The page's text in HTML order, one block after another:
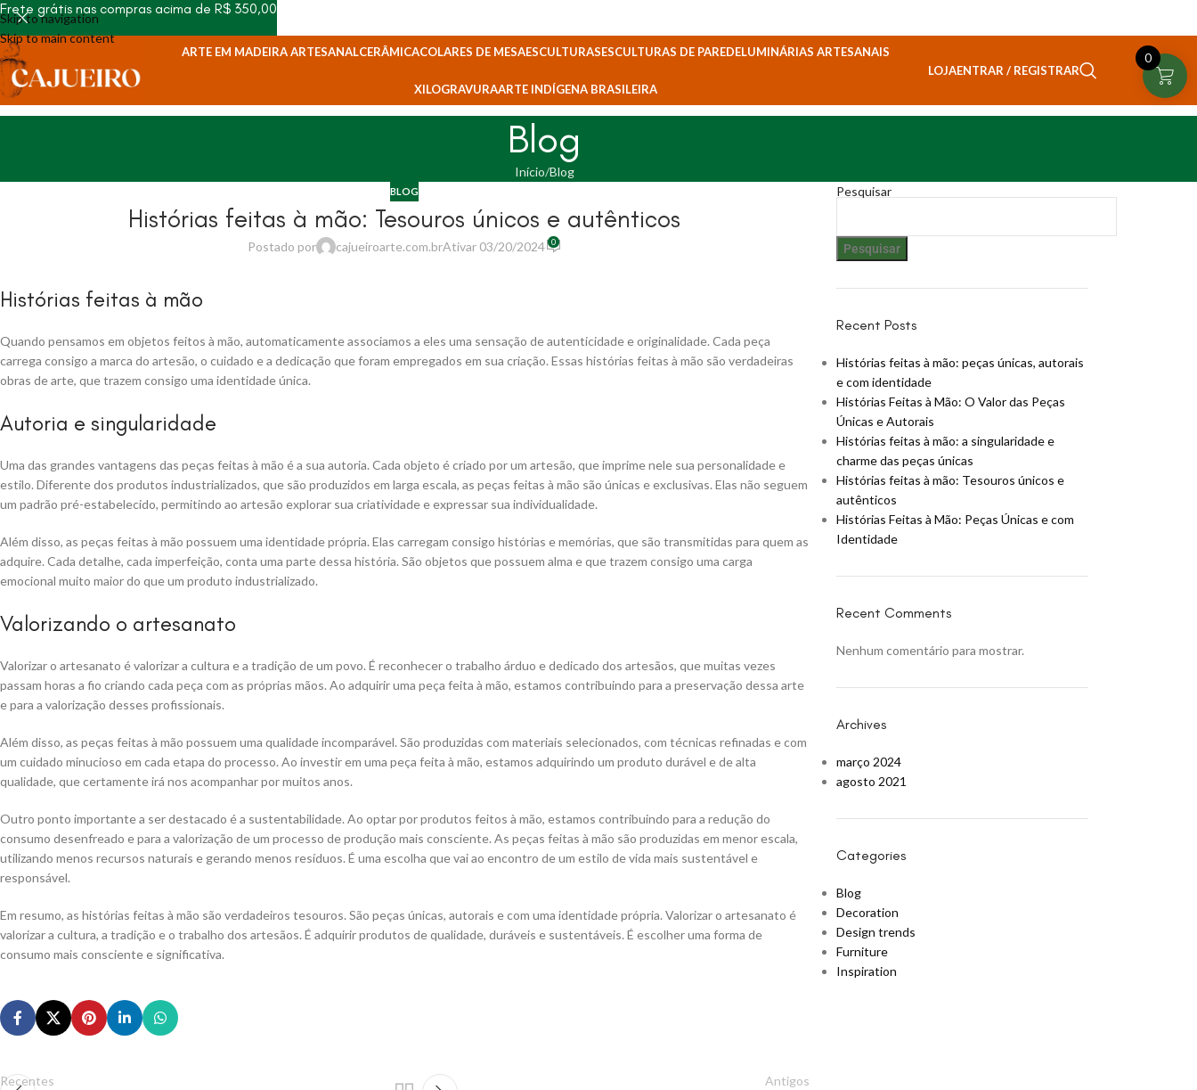
Skip to navigation
Skip to main content
ARTE EM MADEIRA ARTESANALCERÂMICACOLARES DE MESAESCULTURASESCULTURAS DE PAREDELUMINÁRIAS ARTESANAIS
XILOGRAVURAARTE INDÍGENA BRASILEIRA
LOJAENTRAR / REGISTRAR
Blog
Início Blog
BLOG
Histórias feitas à mão: Tesouros únicos e autênticos
Postado por cajueiroarte.com.brAtivar 03/20/2024 0
Histórias feitas à mão
Quando pensamos em objetos feitos à mão, automaticamente associamos a eles uma sensação de autenticidade e originalidade. Cada peça
carrega consigo a marca do artesão, o cuidado e a dedicação que foram empregados em sua criação. Essas histórias feitas à mão são verdadeiras
obras de arte, que trazem consigo uma identidade única.
Autoria e singularidade
Uma das grandes vantagens das peças feitas à mão é a sua autoria. Cada objeto é criado por um artesão, que imprime nele sua personalidade e
estilo. Diferente dos produtos industrializados, que são produzidos em larga escala, as peças feitas à mão são únicas e exclusivas. Elas não seguem
um padrão pré-estabelecido, permitindo ao artesão explorar sua criatividade e expressar sua individualidade.
Além disso, as peças feitas à mão possuem uma identidade própria. Elas carregam consigo histórias e memórias, que são transmitidas para quem as
adquire. Cada detalhe, cada imperfeição, conta uma parte dessa história. São objetos que possuem alma e que trazem consigo uma carga
emocional muito maior do que um produto industrializado.
Valorizando o artesanato
Valorizar o artesanato é valorizar a cultura e a tradição de um povo. É reconhecer o trabalho árduo e dedicado dos artesãos, que muitas vezes
passam horas a fio criando cada peça com as próprias mãos. Ao adquirir uma peça feita à mão, estamos contribuindo para a preservação dessa arte
e para a valorização desses profissionais.
Além disso, as peças feitas à mão possuem uma qualidade incomparável. São produzidas com materiais selecionados, com técnicas refinadas e com
um cuidado minucioso em cada etapa do processo. Ao investir em uma peça feita à mão, estamos adquirindo um produto durável e de alta
qualidade, que certamente irá nos acompanhar por muitos anos.
Outro ponto importante a ser destacado é a sustentabilidade. Ao optar por produtos feitos à mão, estamos contribuindo para a redução do
consumo desenfreado e para a valorização de um processo de produção mais consciente. As peças feitas à mão são produzidas em menor escala,
utilizando menos recursos naturais e gerando menos resíduos. É uma escolha que vai ao encontro de um estilo de vida mais sustentável e
responsável.
Em resumo, as histórias feitas à mão são verdadeiros tesouros. São peças únicas, autorais e com uma identidade própria. Valorizar o artesanato é
valorizar a cultura, a tradição e o trabalho dos artesãos. É adquirir produtos de qualidade, duráveis e sustentáveis. É escolher uma forma de
consumo mais consciente e significativa.
Recentes
Antigos
Pesquisar
Pesquisar
Recent Posts
Histórias feitas à mão: peças únicas, autorais
e com identidade
Histórias Feitas à Mão: O Valor das Peças
Únicas e Autorais
Histórias feitas à mão: a singularidade e
charme das peças únicas
Histórias feitas à mão: Tesouros únicos e
autênticos
Histórias Feitas à Mão: Peças Únicas e com
Identidade
Recent Comments
Nenhum comentário para mostrar.
Archives
março 2024
agosto 2021
Categories
Blog
Decoration
Design trends
Furniture
Inspiration
Frete grátis nas compras acima de R$ 350,00
0